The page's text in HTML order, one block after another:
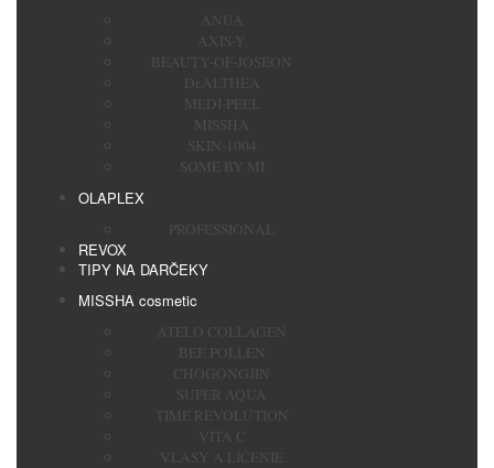
ANUA
AXIS-Y
BEAUTY-OF-JOSEON
Dr.ALTHEA
MEDI-PEEL
MISSHA
SKIN-1004
SOME BY MI
OLAPLEX
PROFESSIONAL
REVOX
TIPY NA DARČEKY
MISSHA cosmetic
ATELO COLLAGEN
BEE POLLEN
CHOGONGJIN
SUPER AQUA
TIME REVOLUTION
VITA C
VLASY A LÍČENIE